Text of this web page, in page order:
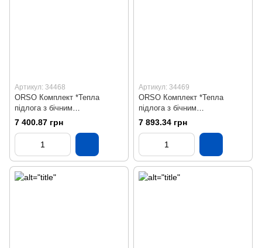
Артикул: 34468
ORSO Комплект *Тепла
підлога з бічним
підключенням НЕРЖ 10
7 400.87 грн
Артикул: 34469
ORSO Комплект *Тепла
підлога з бічним
підключенням НЕРЖ 11
7 893.34 грн